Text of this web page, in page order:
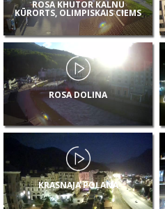
ROSA KHUTOR KALNU
KŪRORTS, OLIMPISKAIS CIEMS
ROSA DOLINA
KRASNAJA POĻANA